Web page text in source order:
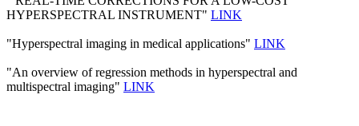
HYPERSPECTRAL INSTRUMENT" LINK
"Hyperspectral imaging in medical applications" LINK
"An overview of regression methods in hyperspectral and
multispectral imaging" LINK